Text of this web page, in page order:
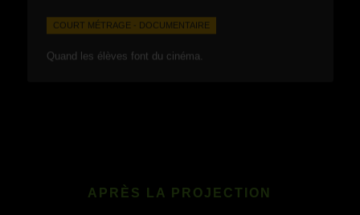
COURT MÉTRAGE - DOCUMENTAIRE
Quand les élèves font du cinéma.
APRÈS LA PROJECTION